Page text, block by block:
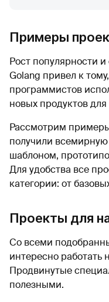
Примеры
Рост популярности
Golang привел к
программистов
новых продуктов
Рассмотрим
получили
шаблоном,
Для удобства все
категории: от
Проекты для
Со всеми
интересно
Продвинутые
полезными.